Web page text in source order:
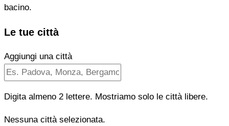
bacino.
Le tue città
Aggiungi una città
Digita almeno 2 lettere. Mostriamo solo le città libere.
Nessuna città selezionata.